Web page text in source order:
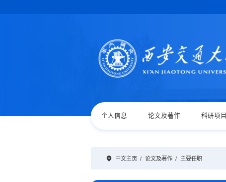
个人信息 论文及著作 科研项目
中文主页 / 论文及著作 / 主要任职